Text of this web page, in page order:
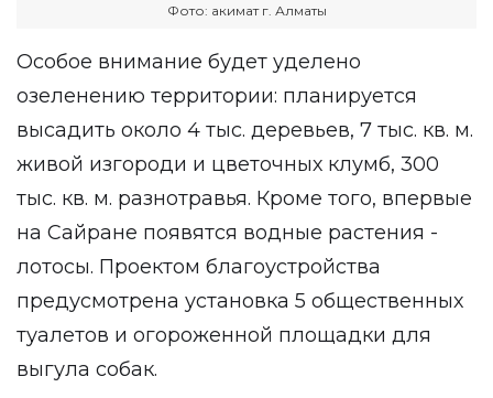
Фото: акимат г. Алматы
Особое внимание будет уделено
озеленению территории: планируется
высадить около 4 тыс. деревьев, 7 тыс. кв. м.
живой изгороди и цветочных клумб, 300
тыс. кв. м. разнотравья. Кроме того, впервые
на Сайране появятся водные растения -
лотосы. Проектом благоустройства
предусмотрена установка 5 общественных
туалетов и огороженной площадки для
выгула собак.